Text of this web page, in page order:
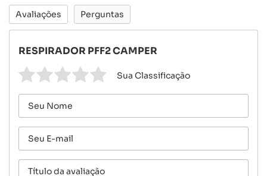
Avaliações Perguntas
RESPIRADOR PFF2 CAMPER
Sua Classificação